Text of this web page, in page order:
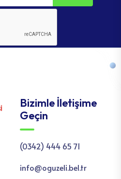
Bizimle İletişime
Geçin
(0342) 444 65 71
info@oguzeli.bel.tr